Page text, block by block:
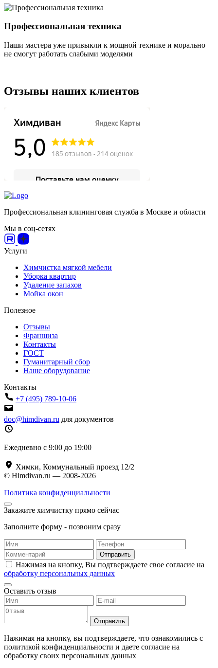
Профессиональная техника
Наши мастера уже привыкли к мощной технике и морально
не смогут работать слабыми моделями
Отзывы наших клиентов
Профессиональная клининговая служба в Москве и области
Мы в соц-сетях
Услуги
Химчистка мягкой мебели
Уборка квартир
Удаление запахов
Мойка окон
Полезное
Отзывы
Франшиза
Контакты
ГОСТ
Гуманитарный сбор
Наше оборудование
Контакты
+7 (495) 789-10-06
doc@himdivan.ru для документов
Ежедневно с 9:00 до 19:00
Химки, Коммунальный проезд 12/2
© Himdivan.ru — 2008-2026
Политика конфиденциальности
Закажите химчистку прямо сейчас
Заполните форму - позвоним сразу
Отправить
Нажимая на кнопку, Вы подтверждаете свое согласие на
обработку персональных данных
Оставить отзыв
Отправить
Нажимая на кнопку, вы подтверждаете, что ознакомились с
политикой конфиденциальности и даете согласие на
обработку своих персональных данных